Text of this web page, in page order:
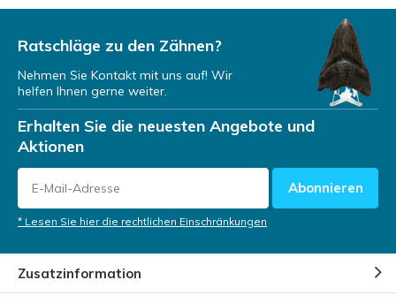
Ratschläge zu den Zähnen?
Nehmen Sie Kontakt mit uns auf! Wir
helfen Ihnen gerne weiter.
Erhalten Sie die neuesten Angebote und
Aktionen
Abonnieren
* Lesen Sie hier die rechtlichen Einschränkungen
Zusatzinformation